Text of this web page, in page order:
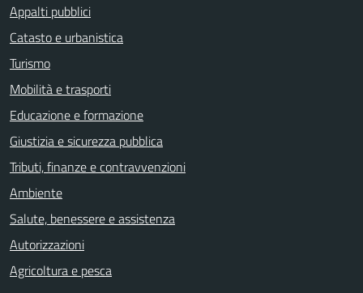
Appalti pubblici
Catasto e urbanistica
Turismo
Mobilità e trasporti
Educazione e formazione
Giustizia e sicurezza pubblica
Tributi, finanze e contravvenzioni
Ambiente
Salute, benessere e assistenza
Autorizzazioni
Agricoltura e pesca